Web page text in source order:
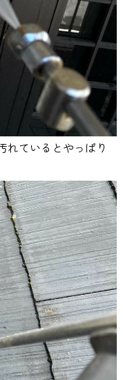
れているとやっぱり